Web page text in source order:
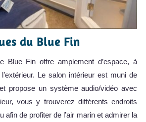
du Blue Fin
Blue Fin offre amplement d’espace, à
Le salon intérieur est muni de
propose un système audio/vidéo avec
vous y trouverez différents endroits
afin de profiter de l’air marin et admirer la